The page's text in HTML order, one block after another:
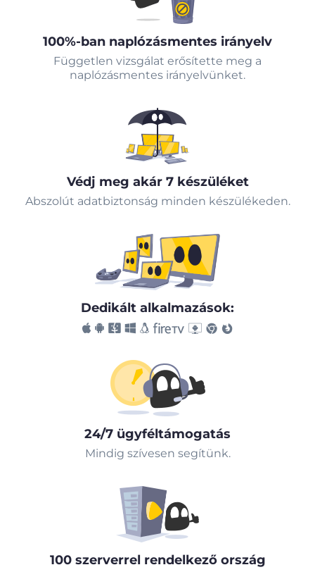
100%-ban naplózásmentes irányelv
Független vizsgálat erősítette meg a
naplózásmentes irányelvünket.
Védj meg akár 7 készüléket
Abszolút adatbiztonság minden készülékeden.
Dedikált alkalmazások:
24/7 ügyféltámogatás
Mindig szívesen segítünk.
100 szerverrel rendelkező ország